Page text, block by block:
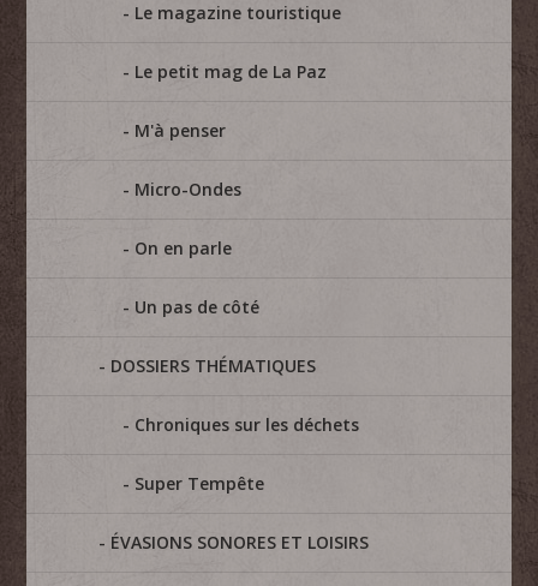
Le magazine touristique
Le petit mag de La Paz
M'à penser
Micro-Ondes
On en parle
Un pas de côté
DOSSIERS THÉMATIQUES
Chroniques sur les déchets
Super Tempête
ÉVASIONS SONORES ET LOISIRS